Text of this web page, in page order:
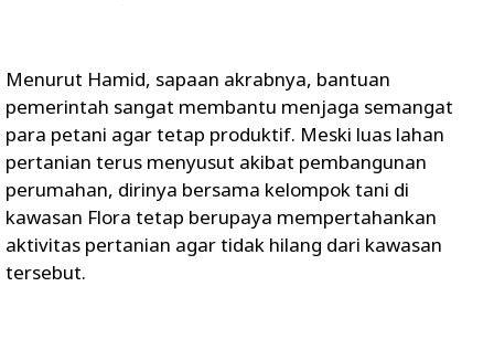
Menurut Hamid, sapaan akrabnya, bantuan
pemerintah sangat membantu menjaga semangat
para petani agar tetap produktif. Meski luas lahan
pertanian terus menyusut akibat pembangunan
perumahan, dirinya bersama kelompok tani di
kawasan Flora tetap berupaya mempertahankan
aktivitas pertanian agar tidak hilang dari kawasan
tersebut.